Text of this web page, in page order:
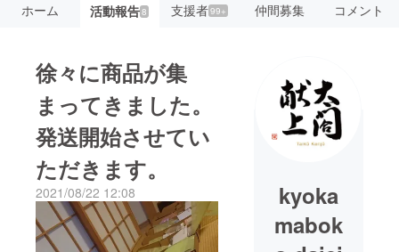
ホーム 活動報告8 支援者99+ 仲間募集 コメント
徐々に商品が集
まってきました。
発送開始させてい
ただきます。
2021/08/22 12:08
kyoka
mabok